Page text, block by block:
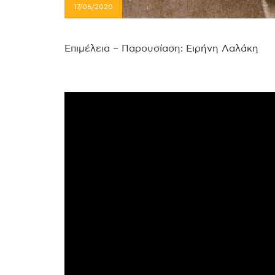
17/06/2020
Επιμέλεια – Παρουσίαση: Ειρήνη Λαλάκη